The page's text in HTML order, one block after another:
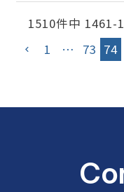
1510件中 1461-
1
… 73 74